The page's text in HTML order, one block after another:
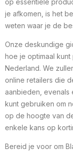
je afkomen, is het
weten waar je de
Onze deskundige
hoe je optimaal
Nederland. We
online retailers die
aanbieden, evenals
kunt gebruiken om
op de hoogte van
enkele kans op
Bereid je voor om